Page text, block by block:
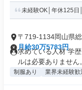
未経験OK│年休125日
〒719-1134岡山県
月給30万5783円
求めている人材 学
ルは必要ありません
制服あり 業界未経験歓